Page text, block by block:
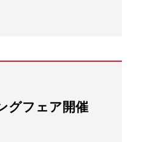
グフェア開催